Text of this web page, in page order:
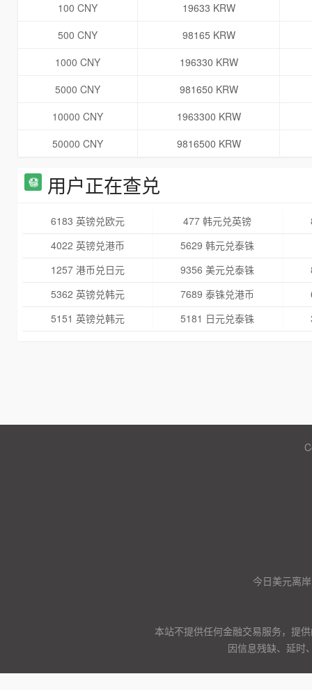
100 CNY
19633 KRW
500 CNY
98165 KRW
1000 CNY
196330 KRW
5000 CNY
981650 KRW
10000 CNY
1963300 KRW
50000 CNY
9816500 KRW
用户正在查兑
6183 英镑兑欧元 477 韩元兑英镑
4022 英镑兑港币
5629 韩元兑泰铢
1257 港币兑日元
9356 美元兑泰铢
5362 英镑兑韩元
7689 泰铢兑港币
5151 英镑兑韩元
5181 日元兑泰铢
今日美元离
本站不提供任何金融交易服务，提
因信息残缺、延时